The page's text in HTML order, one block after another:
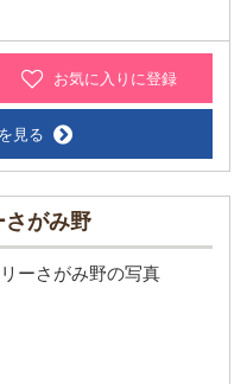
お気に入りに登録
見る
さがみ野